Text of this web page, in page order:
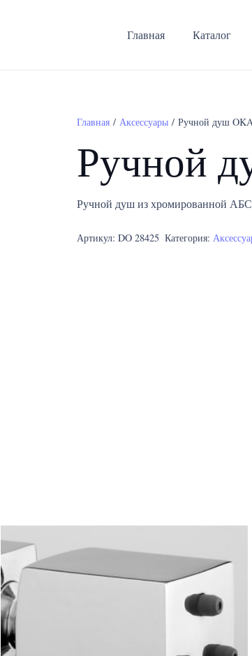
Главная Каталог
Главная/ Аксессуары/ Ручной душ
Ручной
Ручной душ из хромированной
Артикул: DO 28425 Категория: